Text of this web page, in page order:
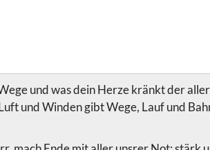
und was dein Herze kränkt der
und Winden gibt Wege, Lauf und